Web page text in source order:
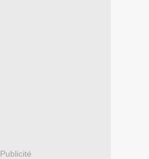
Publicité